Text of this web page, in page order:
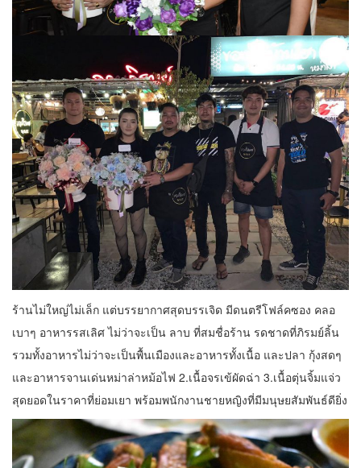
ร้านไม่ใหญ่ไม่เล็ก แต่บรรยากาศสุดบรรเจิด มีดนตรีโฟล์คซอง คลอ
เบาๆ อาหารรสเลิศ ไม่ว่าจะเป็น ลาบ ที่สมชื่อร้าน รดชาดที่ภิรมย์ลิ้น
รวมทั้งอาหารไม่ว่าจะเป็นพื้นเมืองและอาหารทั้งเนื้อ และปลา กุ้งสดๆ
และอาหารจานเด่นหม่าล่าหม้อไฟ 2.เนื้อจรเข้ผัดฉ่า 3.เนื้อตุ่นจิ้มแจ่ว
สุดยอดในราคาที่ย่อมเยา พร้อมพนักงานชายหญิงที่มีมนุษยสัมพันธ์ดียิ่ง